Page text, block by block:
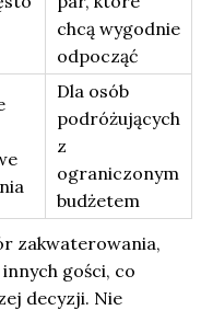
chcą wygodnie
odpocząć
Dla osób
podróżujących
z
ograniczonym
budżetem
zakwaterowania,
gości, co
decyzji. Nie